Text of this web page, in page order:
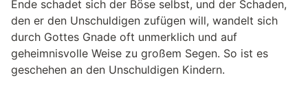
Ende schadet sich der Böse selbst, und der Schaden,
den er den Unschuldigen zufügen will, wandelt sich
durch Gottes Gnade oft unmerklich und auf
geheimnisvolle Weise zu großem Segen. So ist es
geschehen an den Unschuldigen Kindern.